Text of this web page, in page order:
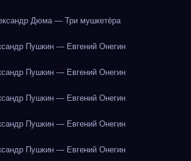
Дюма — Три мушкетёра
Пушкин — Евгений Онегин
Пушкин — Евгений Онегин
Пушкин — Евгений Онегин
Пушкин — Евгений Онегин
Пушкин — Евгений Онегин